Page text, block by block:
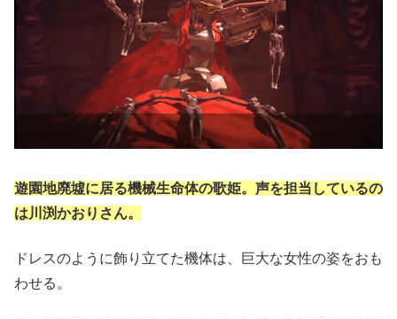
遊園地廃墟に居る機械生命体の歌姫。声を担当しているの
は川渕かおりさん。
ドレスのように飾り立てた機体は、巨大な女性の姿をおも
わせる。